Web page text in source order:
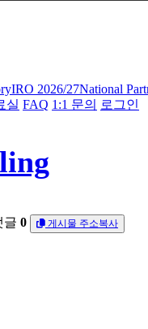
IRO 2026/27National
실 FAQ 1:1 문의 로그인
글 0 게시물 주소복사